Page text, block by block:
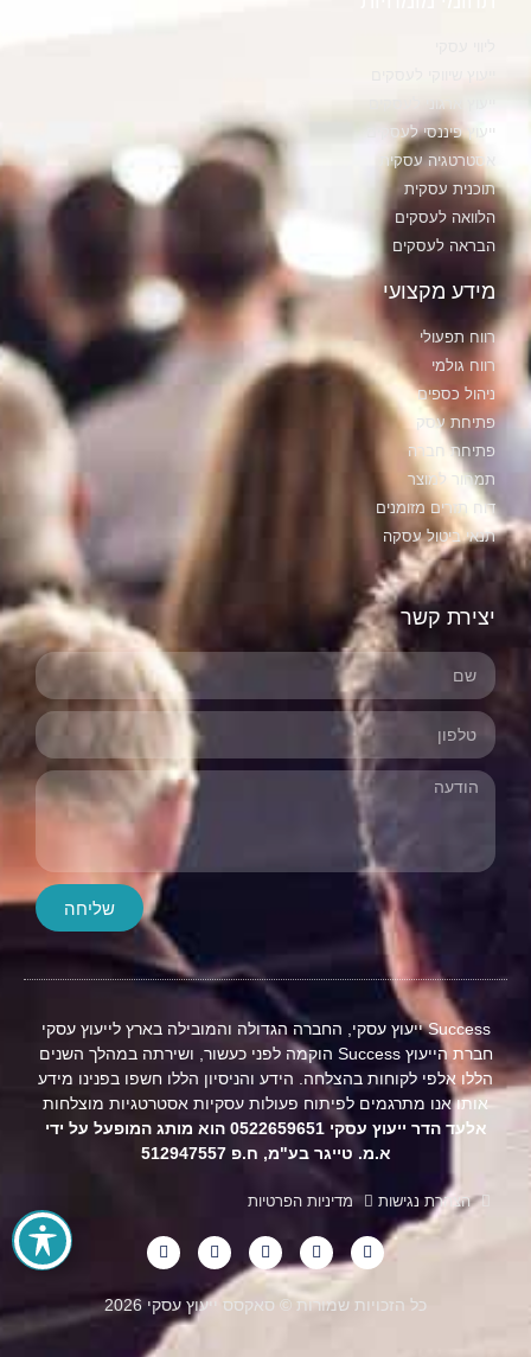
ייעוץ ארגוני לעסקים
ייעוץ פיננסי לעסקים
אסטרטגיה עסקית
תוכנית עסקית
הלוואה לעסקים
הבראה לעסקים
מידע מקצועי
רווח תפעולי
רווח גולמי
ניהול כספים
פתיחת עסק
פתיחת חברה
תמחור למוצר
דוח תזרים מזומנים
תנאי ביטול עסקה
יצירת קשר
שליחה
Success ייעוץ עסקי, החברה הגדולה והמובילה בארץ לייעוץ עסקי
חברת הייעוץ Success הוקמה לפני כעשור, ושירתה במהלך השנים
הללו אלפי לקוחות בהצלחה. הידע והניסיון הללו חשפו בפנינו מידע
אותו אנו מתרגמים לפיתוח פעולות עסקיות אסטרטגיות מוצלחות
אלעד הדר ייעוץ עסקי 0522659651 הוא מותג המופעל על ידי
א.מ. טייגר בע"מ, ח.פ 512947557
הצהרת נגישות מדיניות הפרטיות
כל הזכויות שמורות © סאקסס ייעוץ עסקי 2026